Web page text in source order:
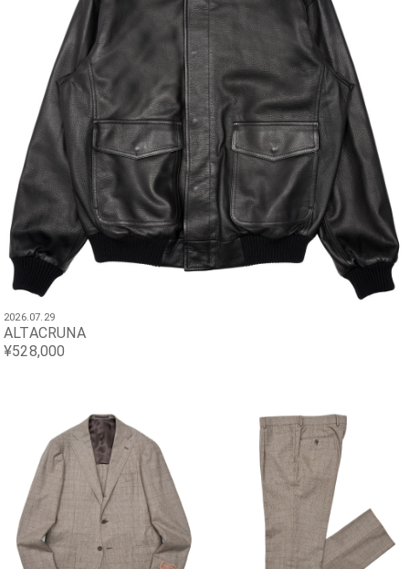
2026.07.29
ALTACRUNA
¥528,000